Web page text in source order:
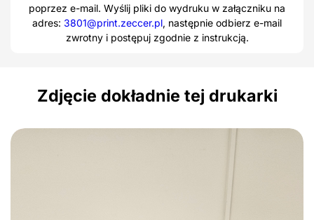
poprzez e-mail. Wyślij pliki do wydruku w załączniku na
adres: 3801@print.zeccer.pl, następnie odbierz e-mail
zwrotny i postępuj zgodnie z instrukcją.
Zdjęcie dokładnie tej drukarki